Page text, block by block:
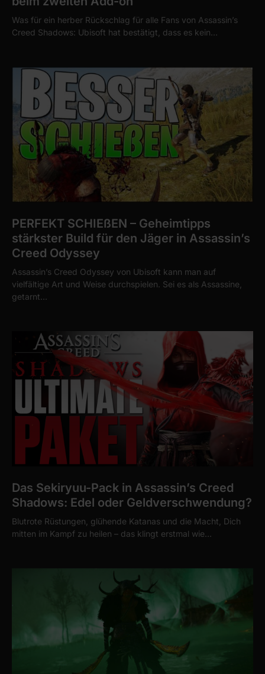
Was für ein herber Rückschlag für alle Fans von Assassin’s
Creed Shadows: Ubisoft hat bestätigt, dass es kein…
PERFEKT SCHIEßEN – Geheimtipps
stärkster Build für den Jäger in Assassin’s
Creed Odyssey
Assassin’s Creed Odyssey von Ubisoft kann man auf
vielfältige Art und Weise durchspielen. Sei es als Assassine,
getarnt…
Das Sekiryuu-Pack in Assassin’s Creed
Shadows: Edel oder Geldverschwendung?
Blutrote Rüstungen, glühende Katanas und die Macht, Dich
mitten im Kampf zu heilen – das klingt erstmal wie…